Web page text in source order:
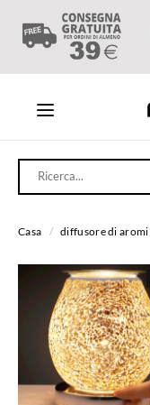
Casa / diffusore di aromi